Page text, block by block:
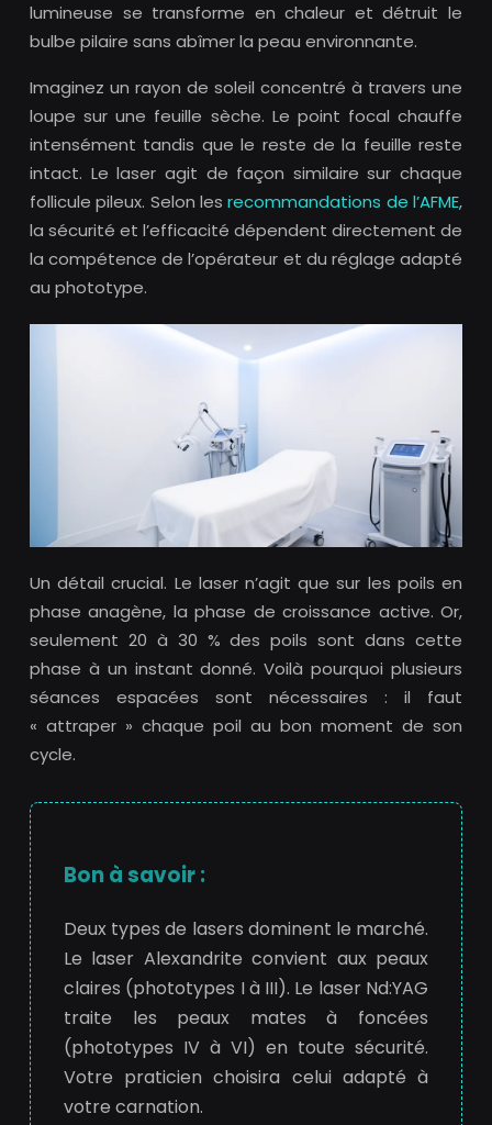
lumineuse se transforme en chaleur et détruit le
bulbe pilaire sans abîmer la peau environnante.
Imaginez un rayon de soleil concentré à travers une
loupe sur une feuille sèche. Le point focal chauffe
intensément tandis que le reste de la feuille reste
intact. Le laser agit de façon similaire sur chaque
follicule pileux. Selon lesrecommandations de l’AFME,
la sécurité et l’efficacité dépendent directement de
la compétence de l’opérateur et du réglage adapté
au phototype.
Un détail crucial. Le laser n’agit que sur les poils en
phase anagène, la phase de croissance active. Or,
seulement 20 à 30 % des poils sont dans cette
phase à un instant donné. Voilà pourquoi plusieurs
séances espacées sont nécessaires : il faut
« attraper » chaque poil au bon moment de son
cycle.
Bon à savoir :
Deux types de lasers dominent le marché.
Le laser Alexandrite convient aux peaux
claires (phototypes I à III). Le laser Nd:YAG
traite les peaux mates à foncées
(phototypes IV à VI) en toute sécurité.
Votre praticien choisira celui adapté à
votre carnation.